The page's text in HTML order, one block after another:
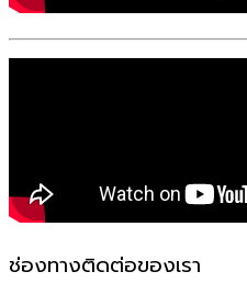
ช่องทางติดต่อของเรา